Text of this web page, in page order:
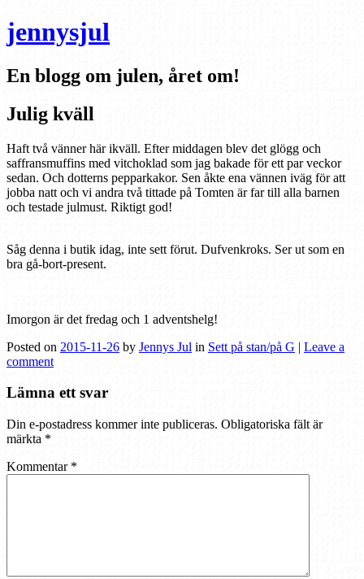
jennysjul
En blogg om julen, året om!
Julig kväll
Haft två vänner här ikväll. Efter middagen blev det glögg och
saffransmuffins med vitchoklad som jag bakade för ett par veckor
sedan. Och dotterns pepparkakor. Sen åkte ena vännen iväg för att
jobba natt och vi andra två tittade på Tomten är far till alla barnen
och testade julmust. Riktigt god!
Såg denna i butik idag, inte sett förut. Dufvenkroks. Ser ut som en
bra gå-bort-present.
Imorgon är det fredag och 1 adventshelg!
Posted on 2015-11-26 by Jennys Jul in Sett på stan/på G | Leave a
comment
Lämna ett svar
Din e-postadress kommer inte publiceras. Obligatoriska fält är
märkta *
Kommentar *